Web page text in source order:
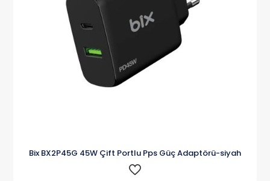
Bix BX2P45G 45W Çift Portlu Pps Güç Adaptörü-siyah